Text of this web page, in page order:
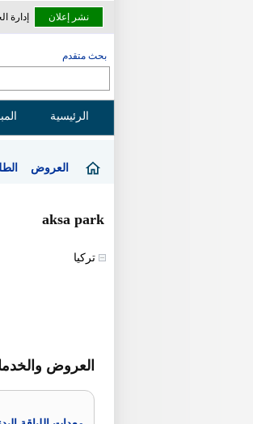
نشر إعلان إدارة
بحث متقدم
الرئيسية
العروض
aksa park
تركيا
العروض